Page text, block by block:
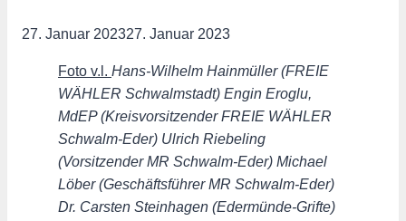
27. Januar 202327. Januar 2023
Foto v.l. Hans-Wilhelm Hainmüller (FREIE
WÄHLER Schwalmstadt) Engin Eroglu,
MdEP (Kreisvorsitzender FREIE WÄHLER
Schwalm-Eder) Ulrich Riebeling
(Vorsitzender MR Schwalm-Eder) Michael
Löber (Geschäftsführer MR Schwalm-Eder)
Dr. Carsten Steinhagen (Edermünde-Grifte)